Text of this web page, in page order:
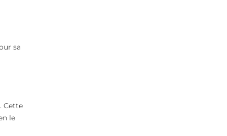
sa
Cette
le